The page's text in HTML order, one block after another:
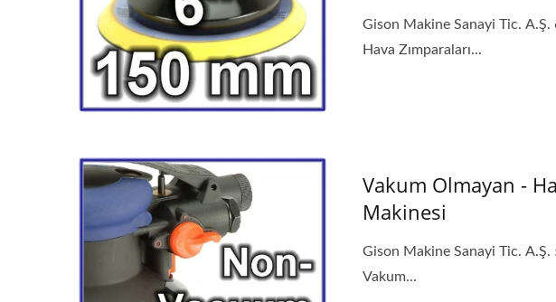
Gison Makine Sanayi Tic.
Hava Zımparaları...
Vakum Olmayan -
Makinesi
Gison Makine Sanayi Tic. A.Ş.
Vakum...